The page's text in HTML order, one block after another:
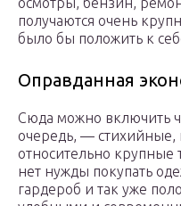
получаются очень
было бы положить к
Оправданная
Сюда можно включить
очередь, — стихийные,
относительно
нет нужды покупать
гардероб и так уже